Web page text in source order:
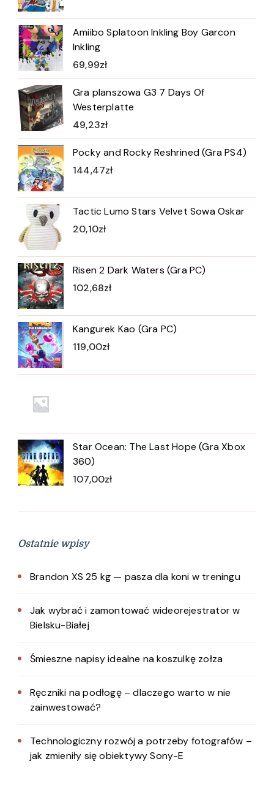
Amiibo Splatoon Inkling Boy Garcon
Inkling
69,99zł
Gra planszowa G3 7 Days Of
Westerplatte
49,23zł
Pocky and Rocky Reshrined (Gra PS4)
144,47zł
Tactic Lumo Stars Velvet Sowa Oskar
20,10zł
Risen 2 Dark Waters (Gra PC)
102,68zł
Kangurek Kao (Gra PC)
119,00zł
Star Ocean: The Last Hope (Gra Xbox
360)
107,00zł
Ostatnie wpisy
Brandon XS 25 kg — pasza dla koni w treningu
Jak wybrać i zamontować wideorejestrator w
Bielsku-Białej
Śmieszne napisy idealne na koszulkę zołza
Ręczniki na podłogę – dlaczego warto w nie
zainwestować?
Technologiczny rozwój a potrzeby fotografów –
jak zmieniły się obiektywy Sony-E